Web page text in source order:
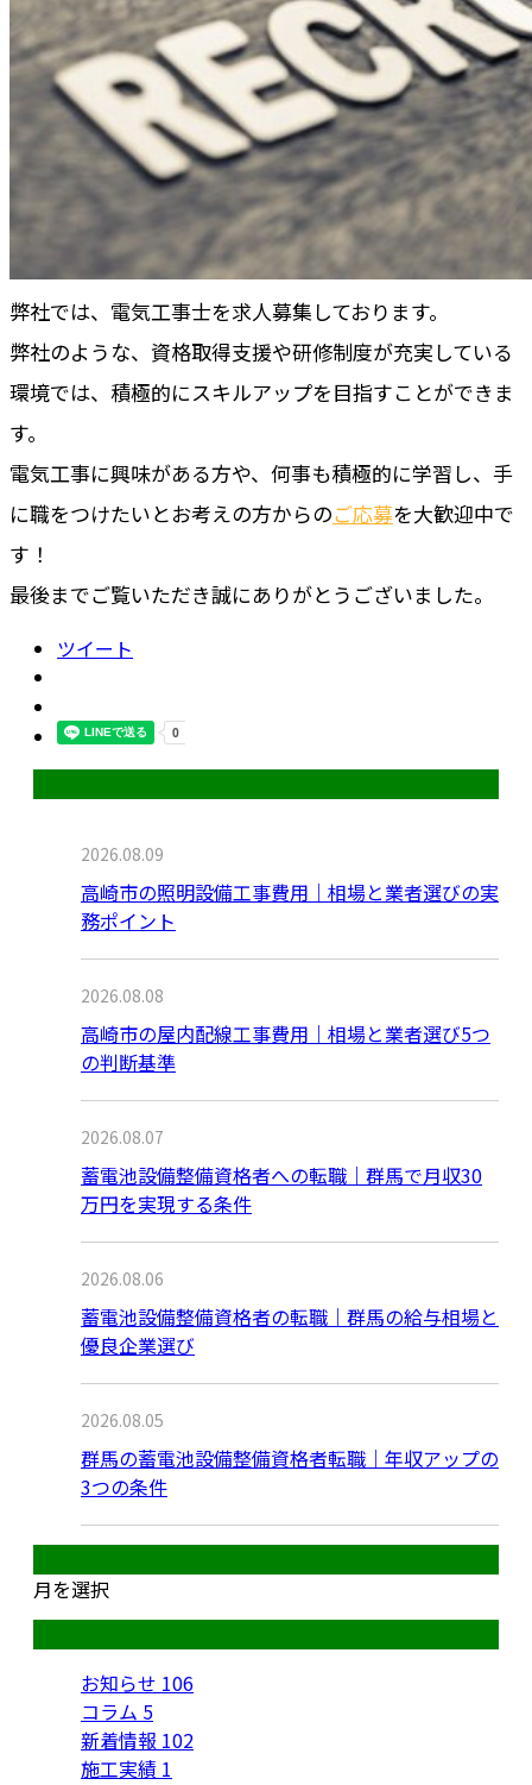
弊社では、電気工事士を求人募集しております。
弊社のような、資格取得支援や研修制度が充実している
環境では、積極的にスキルアップを目指すことができま
す。
電気工事に興味がある方や、何事も積極的に学習し、手
に職をつけたいとお考えの方からのご応募を大歓迎中で
す！
最後までご覧いただき誠にありがとうございました。
ツイート
2026.08.09
高崎市の照明設備工事費用｜相場と業者選びの実
務ポイント
2026.08.08
高崎市の屋内配線工事費用｜相場と業者選び5つ
の判断基準
2026.08.07
蓄電池設備整備資格者への転職｜群馬で月収30
万円を実現する条件
2026.08.06
蓄電池設備整備資格者の転職｜群馬の給与相場と
優良企業選び
2026.08.05
群馬の蓄電池設備整備資格者転職｜年収アップの
3つの条件
月を選択
お知らせ 106
コラム 5
新着情報 102
施工実績 1